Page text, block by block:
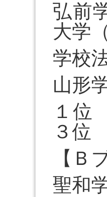
弘前
大学
学校
山形
１
３位
【Ｂ
聖和